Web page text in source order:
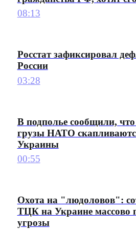
08:13
Росстат зафиксировал
России
03:28
В подполье сообщили,
грузы НАТО
Украины
00:55
Охота на "людоловов":
ТЦК на Украине массово
угрозы